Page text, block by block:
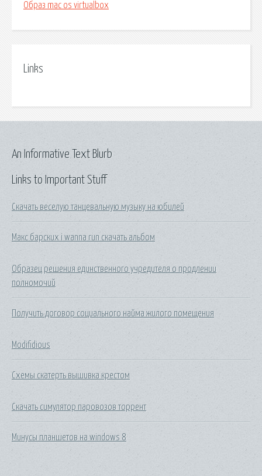
Образ mac os virtualbox
Links
Links to Important Stuff
Скачать веселую танцевальную музыку на юбилей
Макс барских i wanna run скачать альбом
Образец решения единственного учредителя о продлении
полномочий
Получить договор социального найма жилого помещения
Modifidious
Схемы скатерть вышивка крестом
Скачать симулятор паровозов торрент
Минусы планшетов на windows 8
An Informative Text Blurb